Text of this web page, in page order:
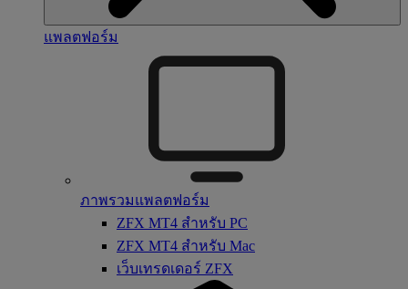
แพลตฟอร์ม
ภาพรวมแพลตฟอร์ม
ZFX MT4 สำหรับ PC
ZFX MT4 สำหรับ Mac
เว็บเทรดเดอร์ ZFX